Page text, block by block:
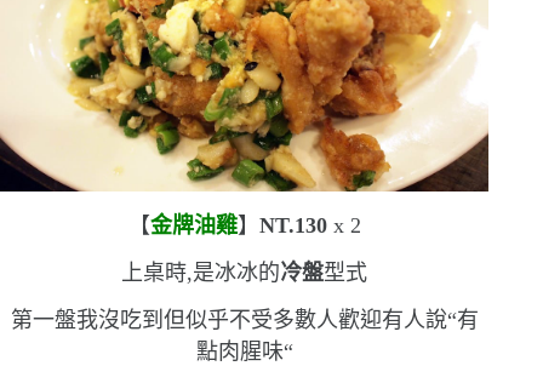
【金牌油雞】 NT.130x 2
上桌時,是冰冰的冷盤型式
第一盤我沒吃到 但似乎不受多數人歡迎有人說“有
點肉腥味“